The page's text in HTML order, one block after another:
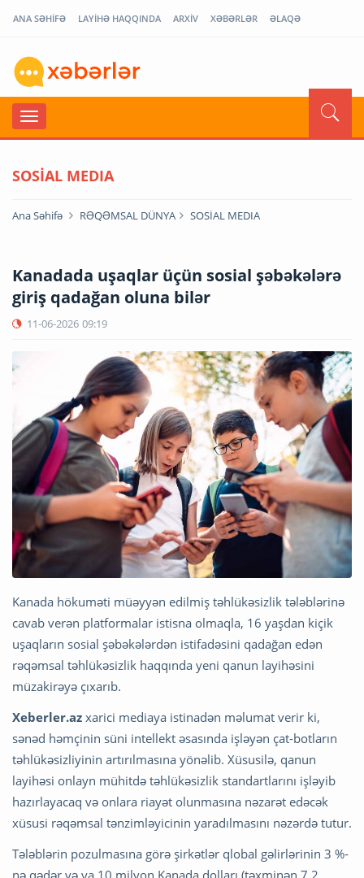
ANA SƏHİFƏ LAYİHƏ HAQQINDA ARXİV XƏBƏRLƏR ƏLAQƏ
SOSİAL MEDIA
Ana Səhifə RƏQƏMSAL DÜNYA SOSİAL MEDIA
Kanadada uşaqlar üçün sosial şəbəkələrə
giriş qadağan oluna bilər
11-06-2026 09:19
Kanada hökuməti müəyyən edilmiş təhlükəsizlik tələblərinə
cavab verən platformalar istisna olmaqla, 16 yaşdan kiçik
uşaqların sosial şəbəkələrdən istifadəsini qadağan edən
rəqəmsal təhlükəsizlik haqqında yeni qanun layihəsini
müzakirəyə çıxarıb.
Xeberler.az xarici mediaya istinadən məlumat verir ki,
sənəd həmçinin süni intellekt əsasında işləyən çat-botların
təhlükəsizliyinin artırılmasına yönəlib. Xüsusilə, qanun
layihəsi onlayn mühitdə təhlükəsizlik standartlarını işləyib
hazırlayacaq və onlara riayət olunmasına nəzarət edəcək
xüsusi rəqəmsal tənzimləyicinin yaradılmasını nəzərdə tutur.
Tələblərin pozulmasına görə şirkətlər qlobal gəlirlərinin 3 %-
nə qədər və ya 10 milyon Kanada dolları (təxminən 7,2